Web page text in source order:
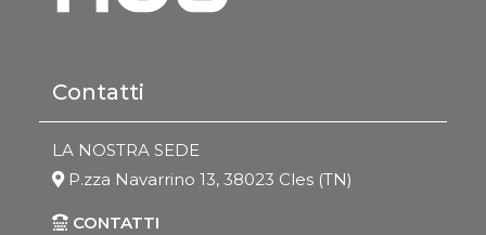
Contatti
LA NOSTRA SEDE
P.zza Navarrino 13, 38023 Cles (TN)
CONTATTI